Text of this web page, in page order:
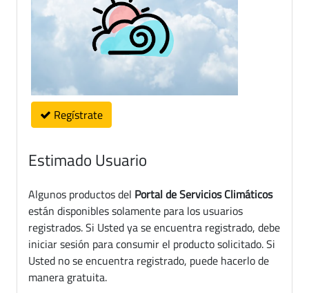
Regístrate
Estimado Usuario
Algunos productos del Portal de Servicios Climáticos
están disponibles solamente para los usuarios
registrados. Si Usted ya se encuentra registrado, debe
iniciar sesión para consumir el producto solicitado. Si
Usted no se encuentra registrado, puede hacerlo de
manera gratuita.